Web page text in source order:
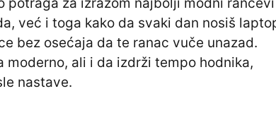
već i toga kako da svaki dan nosiš
bez osećaja da te ranac vuče unazad.
moderno, ali i da izdrži tempo hodnika,
nastave.